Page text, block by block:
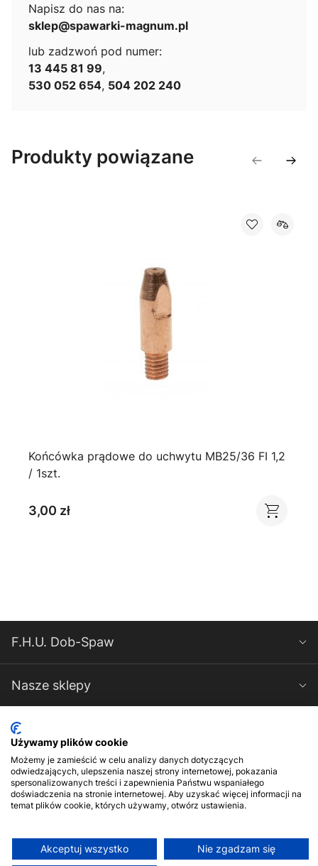
Napisz do nas na:
sklep@spawarki-magnum.pl
lub zadzwoń pod numer:
13 445 81 99,
530 052 654, 504 202 240
Produkty powiązane
Końcówka prądowe do uchwytu MB25/36 FI 1,2
/ 1szt.
3,00 zł
F.H.U. Dob-Spaw
Nasze sklepy
Spawarki-Magnum
Kontakt
Używamy plików cookie
Możemy je zamieścić w celu analizy danych dotyczących
odwiedzających, ulepszenia naszej strony internetowej, pokazania
spersonalizowanych treści i zapewnienia Państwu wspaniałego
doświadczenia na stronie internetowej. Aby uzyskać więcej informacji na
temat plików cookie, których używamy, otwórz ustawienia.
Akceptuj wszystko Nie zgadzam się